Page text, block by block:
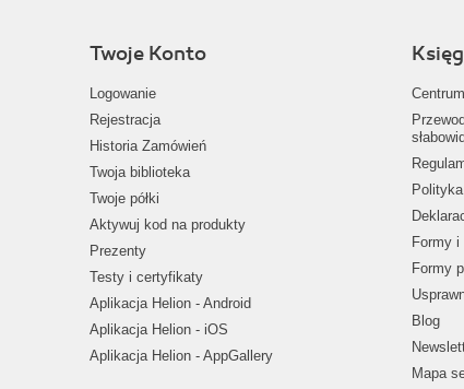
Twoje Konto
Logowanie
Rejestracja
Historia Zamówień
Twoja biblioteka
Twoje półki
Aktywuj kod na produkty
Prezenty
Testy i certyfikaty
Aplikacja Helion - Android
Aplikacja Helion - iOS
Aplikacja Helion - AppGallery
Formy i
Formy
Blog
Mapa